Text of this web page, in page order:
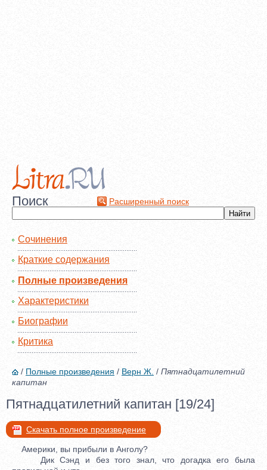
Поиск Расширенный поиск
Сочинения
Краткие содержания
Полные произведения
Характеристики
Биографии
Критика
/ Полные произведения / Верн Ж. / Пятнадцатилетний
капитан
Пятнадцатилетний капитан [19/24]
Скачать полное произведение
Америки, вы прибыли в Анголу?
Дик Сэнд и без того знал, что догадка его была